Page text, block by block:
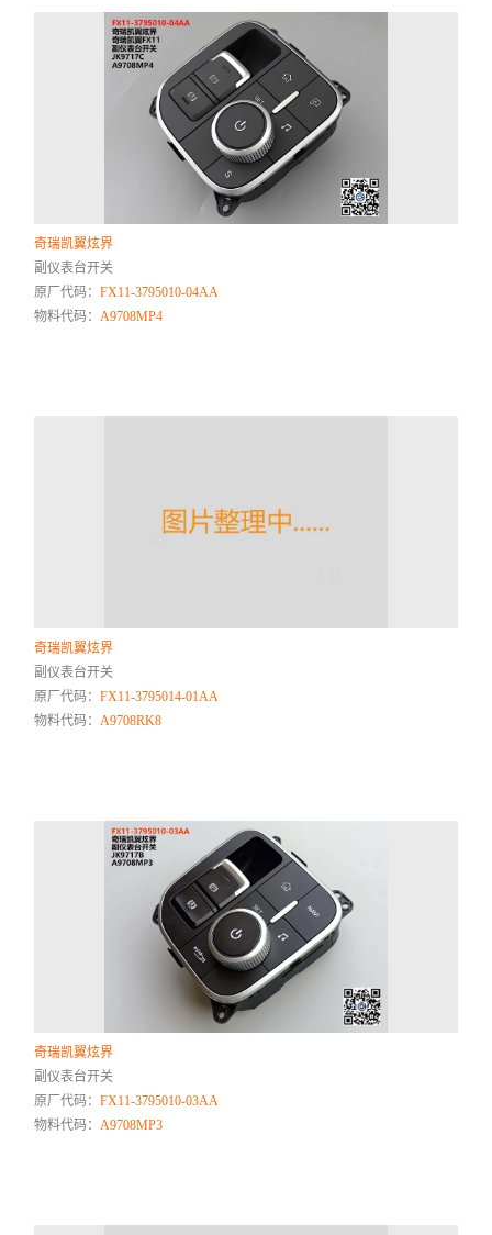
奇瑞凯翼炫界
副仪表台开关
原厂代码：FX11-3795010-04AA
物料代码： A9708MP4
奇瑞凯翼炫界
副仪表台开关
原厂代码：FX11-3795014-01AA
物料代码： A9708RK8
奇瑞凯翼炫界
副仪表台开关
原厂代码：FX11-3795010-03AA
物料代码： A9708MP3